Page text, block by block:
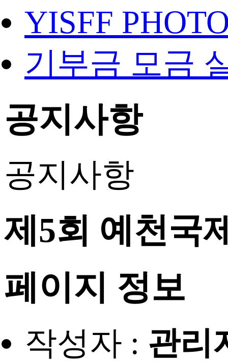
YISFF
기부금 모금
공지사항
공지사항
제5회 예천국
페이지 정보
작성자 : 관리